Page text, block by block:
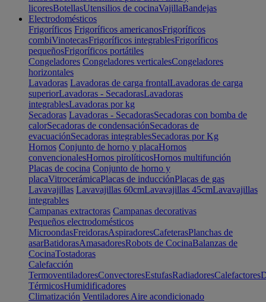
licoresBotellasUtensilios de cocinaVajillaBandejas
Electrodomésticos
Frigoríficos Frigoríficos americanosFrigoríficos
combiVinotecasFrigoríficos integrablesFrigoríficos
pequeñosFrigoríficos portátiles
Congeladores Congeladores verticalesCongeladores
horizontales
Lavadoras Lavadoras de carga frontalLavadoras de carga
superiorLavadoras - SecadorasLavadoras
integrablesLavadoras por kg
Secadoras Lavadoras - SecadorasSecadoras con bomba de
calorSecadoras de condensaciónSecadoras de
evacuaciónSecadoras integrablesSecadoras por Kg
Hornos Conjunto de horno y placaHornos
convencionalesHornos pirolíticosHornos multifunción
Placas de cocina Conjunto de horno y
placaVitrocerámicaPlacas de inducciónPlacas de gas
Lavavajillas Lavavajillas 60cmLavavajillas 45cmLavavajillas
integrables
Campanas extractoras Campanas decorativas
Pequeños electrodomésticos
MicroondasFreidorasAspiradoresCafeterasPlanchas de
asarBatidorasAmasadoresRobots de CocinaBalanzas de
CocinaTostadoras
Calefacción
TermoventiladoresConvectoresEstufasRadiadoresCalefactores
TérmicosHumidificadores
Climatización Ventiladores Aire acondicionado